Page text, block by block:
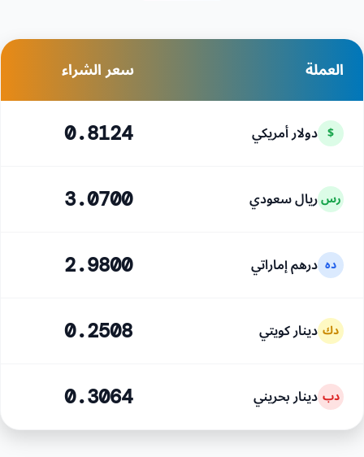
العملة سعر الشراء
$ دولار أمريكي 0.8124
رسريال سعودي 3.0700
ده درهم إماراتي 2.9800
دك دينار كويتي 0.2508
دب دينار بحريني 0.3064